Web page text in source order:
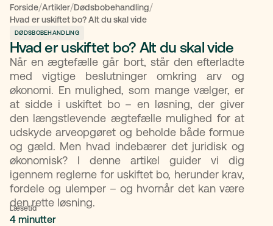
Forside/Artikler/Dødsbobehandling/
Hvad er uskiftet bo? Alt du skal vide
DØDSBOBEHANDLING
Hvad er uskiftet bo? Alt du skal vide
Når en ægtefælle går bort, står den efterladte
med vigtige beslutninger omkring arv og
økonomi. En mulighed, som mange vælger, er
at sidde i uskiftet bo – en løsning, der giver
den længstlevende ægtefælle mulighed for at
udskyde arveopgøret og beholde både formue
og gæld. Men hvad indebærer det juridisk og
økonomisk? I denne artikel guider vi dig
igennem reglerne for uskiftet bo, herunder krav,
fordele og ulemper – og hvornår det kan være
den rette løsning.
Læsetid
4 minutter